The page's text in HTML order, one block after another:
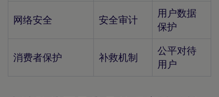
网络安全 安全审计
用户数据
保护
消费者保护 补救机制
公平对待
用户